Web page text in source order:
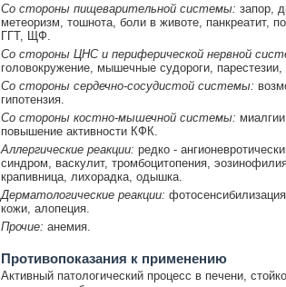
Со стороны пищеварительной системы: запор,
метеоризм, тошнота, боли в животе, панкреатит,
ГГТ, ЩФ.
Со стороны ЦНС и периферической нервной
головокружение, мышечные судороги, парестезии,
Со стороны сердечно-сосудистой системы:
гипотензия.
Со стороны костно-мышечной системы:
повышение активности КФК.
Аллергические реакции: редко -
синдром, васкулит, тромбоцитопения,
крапивница, лихорадка, одышка.
Дерматологические реакции:
кожи, алопеция.
Прочие: анемия.
Противопоказания к применению
Активный патологический процесс в печени,